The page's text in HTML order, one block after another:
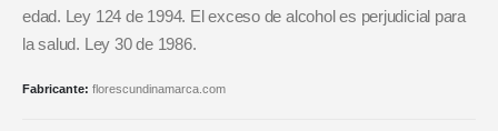
edad. Ley 124 de 1994. El exceso de alcohol es perjudicial para
la salud. Ley 30 de 1986.
Fabricante: florescundinamarca.com